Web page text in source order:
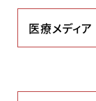
医療メディア